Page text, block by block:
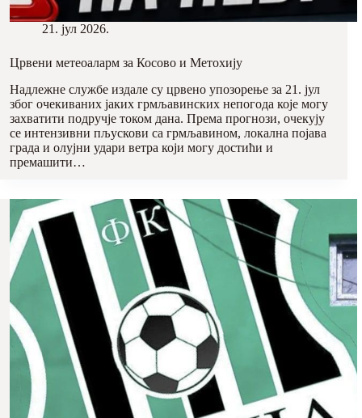
21. јул 2026.
Црвени метеоаларм за Косово и Метохију
Надлежне службе издале су црвено упозорење за 21. јул
због очекиваних јаких грмљавинских непогода које могу
захватити подручје током дана. Према прогнози, очекују
се интензивни пљускови са грмљавином, локална појава
града и олујни удари ветра који могу достићи и
премашити…